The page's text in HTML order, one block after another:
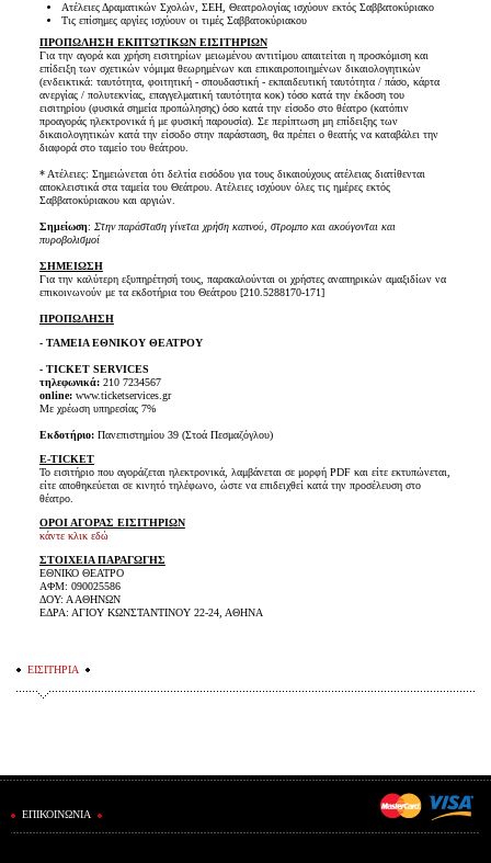
Ατέλειες Δραματικών Σχολών, ΣΕΗ, Θεατρολογίας ισχύουν εκτός Σαββατοκύριακο
Τις επίσημες αργίες ισχύουν οι τιμές Σαββατοκύριακου
ΠΡΟΠΩΛΗΣΗ ΕΚΠΤΩΤΙΚΩΝ ΕΙΣΙΤΗΡΙΩΝ
Για την αγορά και χρήση εισιτηρίων μειωμένου αντιτίμου απαιτείται η προσκόμιση και
επίδειξη των σχετικών νόμιμα θεωρημένων και επικαιροποιημένων δικαιολογητικών
(ενδεικτικά: ταυτότητα, φοιτητική - σπουδαστική - εκπαιδευτική ταυτότητα / πάσο, κάρτα
ανεργίας / πολυτεκνίας, επαγγελματική ταυτότητα κοκ) τόσο κατά την έκδοση του
εισιτηρίου (φυσικά σημεία προπώλησης) όσο κατά την είσοδο στο θέατρο (κατόπιν
προαγοράς ηλεκτρονικά ή με φυσική παρουσία). Σε περίπτωση μη επίδειξης των
δικαιολογητικών κατά την είσοδο στην παράσταση, θα πρέπει ο θεατής να καταβάλει την
διαφορά στο ταμείο του θεάτρου.
* Ατέλειες: Σημειώνεται ότι δελτία εισόδου για τους δικαιούχους ατέλειας διατίθενται
αποκλειστικά στα ταμεία του Θεάτρου. Ατέλειες ισχύουν όλες τις ημέρες εκτός
Σαββατοκύριακου και αργιών.
Σημείωση: Στην παράσταση γίνεται χρήση καπνού, στρομπο και ακούγονται και
πυροβολισμοί
ΣΗΜΕΙΩΣΗ
Για την καλύτερη εξυπηρέτησή τους, παρακαλούνται οι χρήστες αναπηρικών αμαξιδίων να
επικοινωνούν με τα εκδοτήρια του Θεάτρου [210.5288170-171]
ΠΡΟΠΩΛΗΣΗ
- ΤΑΜΕΙΑ ΕΘΝΙΚΟΥ ΘΕΑΤΡΟΥ
- TICKET SERVICES
τηλεφωνικά:210 7234567
online:www.ticketservices.gr
Με χρέωση υπηρεσίας 7%
Εκδοτήριο:Πανεπιστημίου 39 (Στοά Πεσμαζόγλου)
E-TICKET
Το εισιτήριο που αγοράζεται ηλεκτρονικά, λαμβάνεται σε μορφή PDF και είτε εκτυπώνεται,
είτε αποθηκεύεται σε κινητό τηλέφωνο, ώστε να επιδειχθεί κατά την προσέλευση στο
θέατρο.
ΟΡΟΙ ΑΓΟΡΑΣ ΕΙΣΙΤΗΡΙΩΝ
κάντε κλικ εδώ
ΣΤΟΙΧΕΙΑ ΠΑΡΑΓΩΓΗΣ
ΕΘΝΙΚΟ ΘΕΑΤΡΟ
ΑΦΜ: 090025586
ΔΟΥ: Α ΑΘΗΝΩΝ
ΕΔΡΑ: ΑΓΙΟΥ ΚΩΝΣΤΑΝΤΙΝΟΥ 22-24, ΑΘΗΝΑ
ΕΙΣΙΤΗΡΙΑ
ΕΠΙΚΟΙΝΩΝΙΑ